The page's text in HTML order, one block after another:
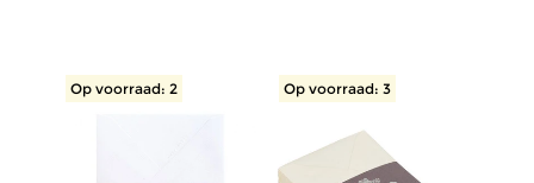
Op voorraad: 2 Op voorraad: 3